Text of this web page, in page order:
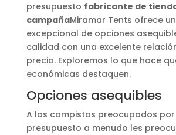
presupuesto fabricante de
campañaMiramar Tents ofrece
excepcional de opciones
calidad con una excelente
precio. Exploremos lo que hace
económicas destaquen.
Opciones asequibles
A los campistas preocupados por
presupuesto a menudo les